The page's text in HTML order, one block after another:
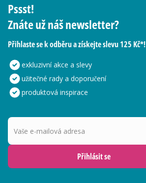
Pssst!
Znáte už náš newsletter?
Přihlaste se k odběru a získejte slevu 125 Kč*!
exkluzivní akce a slevy
užitečné rady a doporučení
produktová inspirace
Vaše e-mailová adresa
Přihlásit se